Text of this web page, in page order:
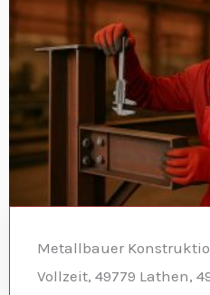
Metallbauer
Vollzeit, 49779 Lathen,